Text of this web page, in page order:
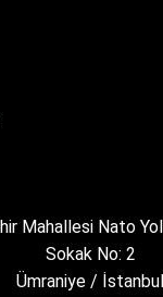
Mahallesi Nato
Sokak No: 2
Ümraniye / İstanbul